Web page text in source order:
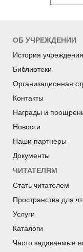
ОБ УЧРЕЖДЕНИИ
История учреждения
Библиотеки
Организационная
Контакты
Награды и
Новости
Наши партнеры
Документы
ЧИТАТЕЛЯМ
Стать читателем
Пространства для
Услуги
Каталоги
Часто задаваемые